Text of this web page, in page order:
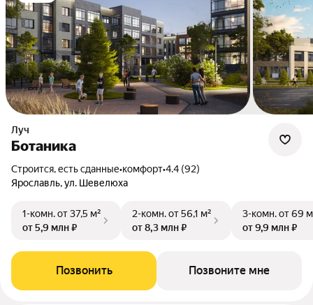
Луч
Ботаника
Строится, есть сданные•комфорт•4.4 (92)
Ярославль, ул. Шевелюха
1-комн.от 37,5 м²
от 5,9 млн ₽
2-комн.от 56,1 м²
от 8,3 млн ₽
3-комн.от 69
от 9,9 млн ₽
Позвонить Позвоните мне